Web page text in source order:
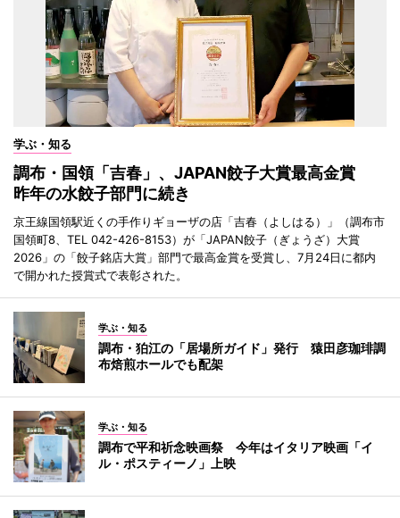
学ぶ・知る
調布・国領「吉春」、JAPAN餃子大賞最高金賞
昨年の水餃子部門に続き
京王線国領駅近くの手作りギョーザの店「吉春（よしはる）」（調布市
国領町8、TEL 042-426-8153）が「JAPAN餃子（ぎょうざ）大賞
2026」の「餃子銘店大賞」部門で最高金賞を受賞し、7月24日に都内
で開かれた授賞式で表彰された。
学ぶ・知る
調布・狛江の「居場所ガイド」発行 猿田彦珈琲調
布焙煎ホールでも配架
学ぶ・知る
調布で平和祈念映画祭 今年はイタリア映画「イ
ル・ポスティーノ」上映